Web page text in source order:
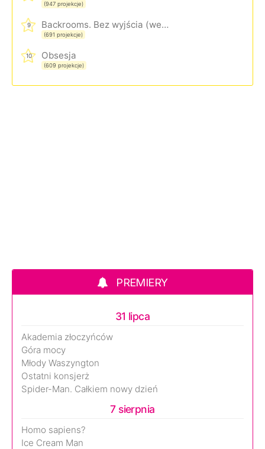
(947 projekcje)
9 Backrooms. Bez wyjścia (wersja rozszerzona)
(691 projekcje)
10 Obsesja
(609 projekcje)
PREMIERY
31 lipca
Akademia złoczyńców
Góra mocy
Młody Waszyngton
Ostatni konsjerż
Spider-Man. Całkiem nowy dzień
7 sierpnia
Homo sapiens?
Ice Cream Man